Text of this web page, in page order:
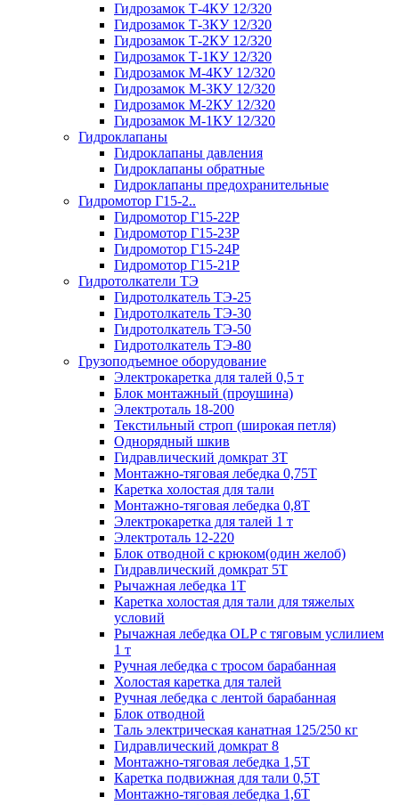
Гидрозамок Т-4КУ 12/320
Гидрозамок Т-3КУ 12/320
Гидрозамок Т-2КУ 12/320
Гидрозамок Т-1КУ 12/320
Гидрозамок М-4КУ 12/320
Гидрозамок М-3КУ 12/320
Гидрозамок М-2КУ 12/320
Гидрозамок М-1КУ 12/320
Гидроклапаны
Гидроклапаны давления
Гидроклапаны обратные
Гидроклапаны предохранительные
Гидромотор Г15-2..
Гидромотор Г15-22Р
Гидромотор Г15-23Р
Гидромотор Г15-24Р
Гидромотор Г15-21Р
Гидротолкатели ТЭ
Гидротолкатель ТЭ-25
Гидротолкатель ТЭ-30
Гидротолкатель ТЭ-50
Гидротолкатель ТЭ-80
Грузоподъемное оборудование
Электрокаретка для талей 0,5 т
Блок монтажный (проушина)
Электроталь 18-200
Текстильный строп (широкая петля)
Однорядный шкив
Гидравлический домкрат 3T
Монтажно-тяговая лебедка 0,75Т
Каретка холостая для тали
Монтажно-тяговая лебедка 0,8Т
Электрокаретка для талей 1 т
Электроталь 12-220
Блок отводной с крюком(один желоб)
Гидравлический домкрат 5T
Рычажная лебедка 1Т
Каретка холостая для тали для тяжелых
условий
Рычажная лебедка OLP с тяговым услилием
1 т
Ручная лебедка с тросом барабанная
Холостая каретка для талей
Ручная лебедка с лентой барабанная
Блок отводной
Таль электрическая канатная 125/250 кг
Гидравлический домкрат 8
Монтажно-тяговая лебедка 1,5Т
Каретка подвижная для тали 0,5Т
Монтажно-тяговая лебедка 1,6Т